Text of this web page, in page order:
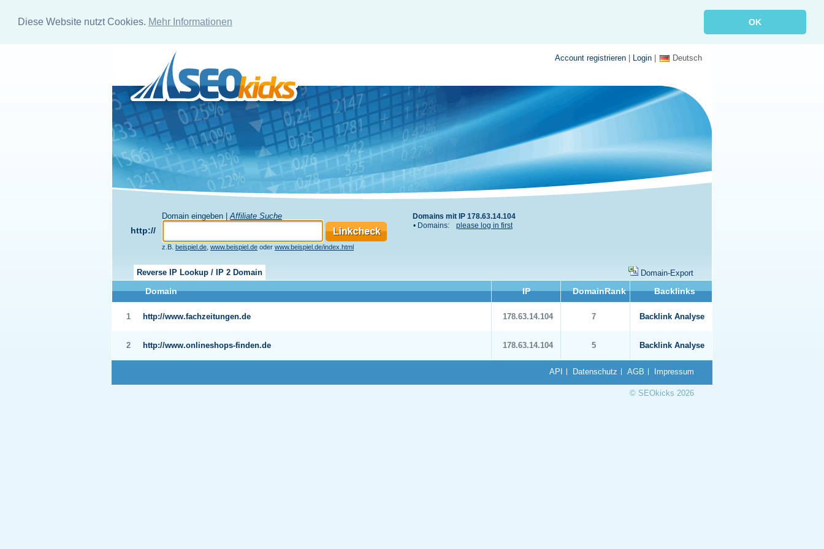
Diese Website nutzt Cookies. Mehr Informationen OK
Account registrieren | Login | Deutsch
Domain eingeben | Affiliate Suche
http://
z.B. beispiel.de www.beispiel.de oder www.beispiel.de/index.html
Domains mit IP 178.63.14.104
• Domains:
please log in first
Reverse IP Lookup / IP 2 Domain Domain-Export
Domain IP DomainRank Backlinks
1 http://www.fachzeitungen.de 178.63.14.104 7 Backlink Analyse
2 http://www.onlineshops-finden.de 178.63.14.104 5 Backlink Analyse
API Datenschutz AGB Impressum
© SEOkicks 2026